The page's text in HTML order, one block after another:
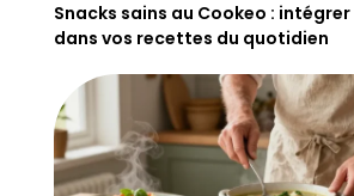
Snacks sains au Cookeo :
dans vos recettes du quotidien